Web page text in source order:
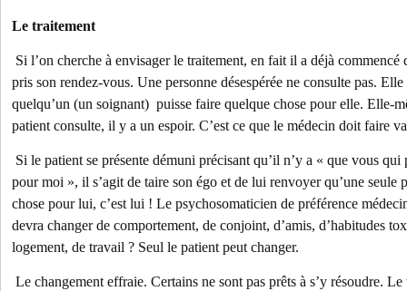
Le traitement
Si l’on cherche à envisager le traitement, en fait il a déjà
pris son rendez-vous. Une personne désespérée ne consulte pas. Elle
quelqu’un (un soignant) puisse faire quelque chose pour elle. Elle-
patient consulte, il y a un espoir. C’est ce que le médecin doit faire
Si le patient se présente démuni précisant qu’il n’y a « que vous
pour moi », il s’agit de taire son égo et de lui renvoyer qu’une seule
chose pour lui, c’est lui ! Le psychosomaticien de préférence
devra changer de comportement, de conjoint, d’amis, d’habitudes
logement, de travail ? Seul le patient peut changer.
Le changement effraie. Certains ne sont pas prêts à s’y résoudre.